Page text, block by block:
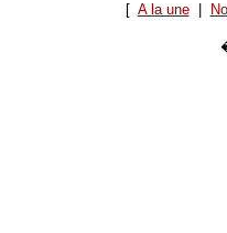
[ A la une|